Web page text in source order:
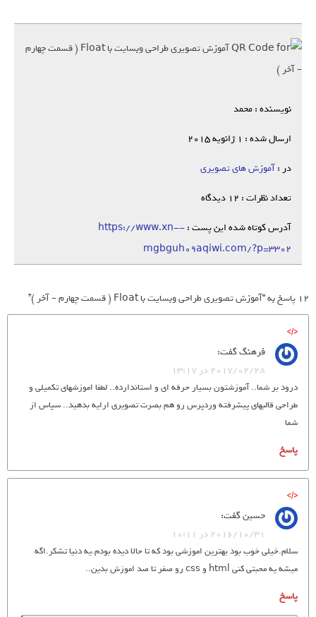
نویسنده : محمد
ارسال شده : 1 ژانویه 2015
در :آموزش های تصویری
تعداد نظرات : 12 دیدگاه
آدرس کوتاه شده این پست :https://www.xn--
mgbguh09aqiwi.com/?p=3302
12 پاسخ به “آموزش تصویری طراحی وبسایت با Float ( قسمت چهارم – آخر )”
فرهنگگفت:
2017/02/28 در 13:17
درود بر شما.. آموزشتون بسیار حرفه ای و استاندارده.. لطفا اموزشهای تکمیلی و
طراحی قالبهای پیشرفته وردپرس رو هم بصرت تصویری ارایه بدهید.. سپاس از
شما
پاسخ
حسینگفت:
2016/10/31 در 10:11
سلام.خیلی خوب بود بهترین اموزشی بود که تا حالا دیده بودم.یه دنیا تشکر.اگه
میشه یه محبتی کنی html و css رو صفر تا صد اموزش بدین..
پاسخ